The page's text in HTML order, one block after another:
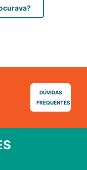
DÚVIDAS
FREQUENTES